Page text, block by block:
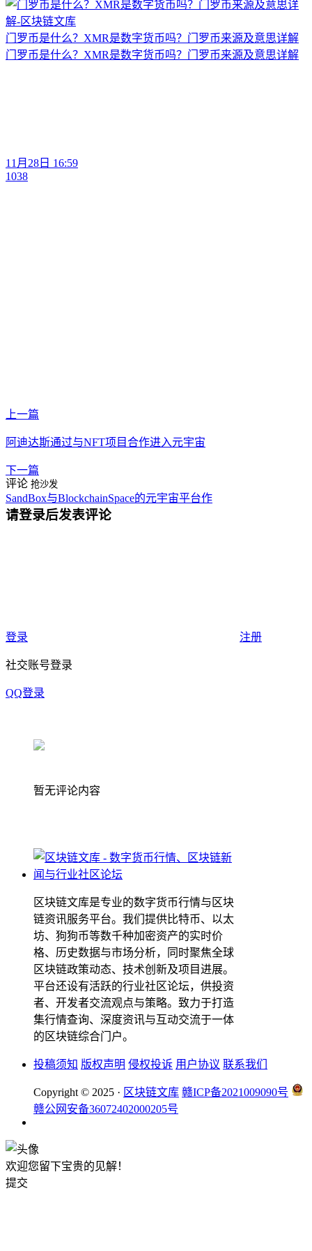
门罗币是什么？XMR是数字货币吗？门罗币来源及意思详解
门罗币是什么？XMR是数字货币吗？门罗币来源及意思详解
11月28日 16:59
1038
上一篇
阿迪达斯通过与NFT项目合作进入元宇宙
下一篇
SandBox与BlockchainSpace的元宇宙平台作
评论 抢沙发
请登录后发表评论
登录 注册
社交账号登录
QQ登录
暂无评论内容
区块链文库是专业的数字货币行情与区块
链资讯服务平台。我们提供比特币、以太
坊、狗狗币等数千种加密资产的实时价
格、历史数据与市场分析，同时聚焦全球
区块链政策动态、技术创新及项目进展。
平台还设有活跃的行业社区论坛，供投资
者、开发者交流观点与策略。致力于打造
集行情查询、深度资讯与互动交流于一体
的区块链综合门户。
投稿须知 版权声明 侵权投诉 用户协议 联系我们
Copyright © 2025 · 区块链文库 赣ICP备2021009090号
赣公网安备36072402000205号
欢迎您留下宝贵的见解！
提交